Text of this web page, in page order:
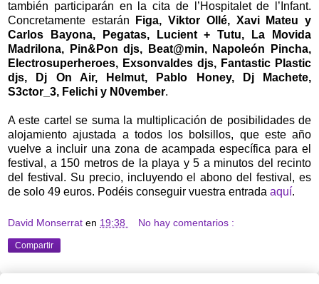
también participarán en la cita de l’Hospitalet de l’Infant.
Concretamente estarán
Figa, Viktor Ollé, Xavi Mateu y
Carlos Bayona, Pegatas, Lucient + Tutu, La Movida
Madrilona, Pin&Pon djs, Beat@min, Napoleón Pincha,
Electrosuperheroes, Exsonvaldes djs, Fantastic Plastic
djs, Dj On Air, Helmut, Pablo Honey, Dj Machete,
S3ctor_3, Felichi y N0vember.
A este cartel se suma la multiplicación de posibilidades de
alojamiento ajustada a todos los bolsillos, que este año
vuelve a incluir una zona de acampada específica para el
festival, a 150 metros de la playa y 5 a minutos del recinto
del festival. Su precio, incluyendo el abono del festival, es
de solo 49 euros. Podéis conseguir vuestra entrada aquí.
David Monserrat en 19:38 No hay comentarios :
Compartir